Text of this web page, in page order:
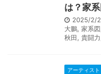
は？家
2025/2/2
大鵬, 家系図
秋田, 貴闘力
アーティスト